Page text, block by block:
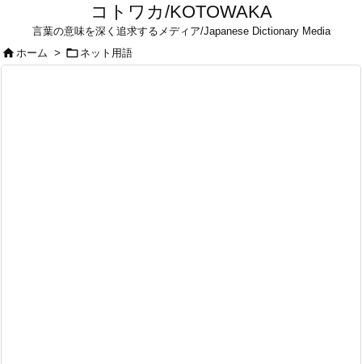
コトワカ/KOTOWAKA
言葉の意味を深く追求するメディア/Japanese Dictionary Media
ホーム >  ネット用語